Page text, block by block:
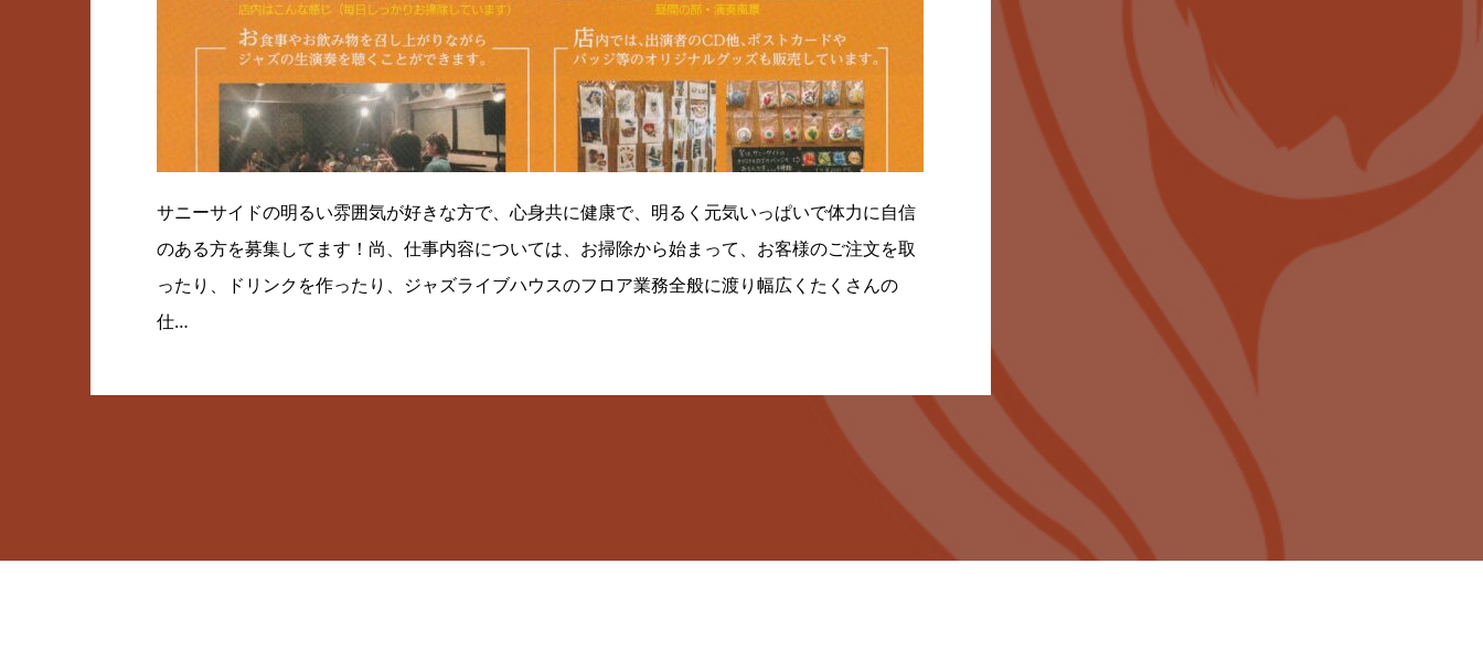
サニーサイドの明るい雰囲気が好きな方で、心身共に健康で、明るく元気いっぱいで体力に自信
のある方を募集してます！尚、仕事内容については、お掃除から始まって、お客様のご注文を取
ったり、ドリンクを作ったり、ジャズライブハウスのフロア業務全般に渡り幅広くたくさんの
仕…